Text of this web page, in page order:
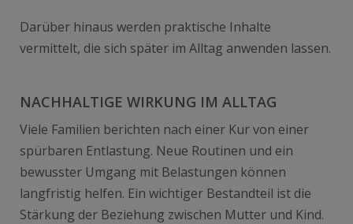
Darüber hinaus werden praktische Inhalte
vermittelt, die sich später im Alltag anwenden lassen.
NACHHALTIGE WIRKUNG IM ALLTAG
Viele Familien berichten nach einer Kur von einer
spürbaren Entlastung. Neue Routinen und ein
bewusster Umgang mit Belastungen können
langfristig helfen. Ein wichtiger Bestandteil ist die
Stärkung der Beziehung zwischen Mutter und Kind.